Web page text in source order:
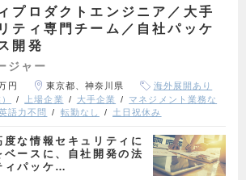
プロダクトエンジニア／大手
ティ専門チーム／自社パッケ
開発
ジャー
円 東京都、神奈川県
海外展開あり
上場企業 大手企業
マネジメント業務な
語力不問 転勤なし 土日祝休み
な情報セキュリティに
ベースに、自社開発の法
ィパッケ…